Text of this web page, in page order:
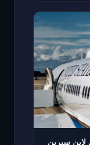
لابن سيرين